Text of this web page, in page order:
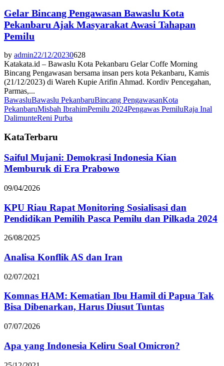
Gelar Bincang Pengawasan Bawaslu Kota
Pekanbaru Ajak Masyarakat Awasi Tahapan
Pemilu
by admin22/12/20230628
Katakata.id – Bawaslu Kota Pekanbaru Gelar Coffe Morning
Bincang Pengawasan bersama insan pers kota Pekanbaru, Kamis
(21/12/2023) di Wareh Kupie Arifin Ahmad. Kordiv Pencegahan,
Parmas,...
BawasluBawaslu PekanbaruBincang PengawasanKota
PekanbaruMisbah IbrahimPemilu 2024Pengawas PemiluRaja Inal
DalimunteReni Purba
KataTerbaru
Saiful Mujani: Demokrasi Indonesia Kian
Memburuk di Era Prabowo
09/04/2026
KPU Riau Rapat Monitoring Sosialisasi dan
Pendidikan Pemilih Pasca Pemilu dan Pilkada 2024
26/08/2025
Analisa Konflik AS dan Iran
02/07/2021
Komnas HAM: Kematian Ibu Hamil di Papua Tak
Bisa Dibenarkan, Harus Diusut Tuntas
07/07/2026
Apa yang Indonesia Keliru Soal Omicron?